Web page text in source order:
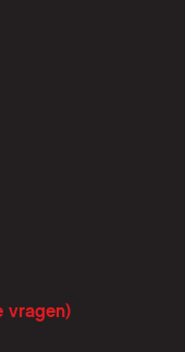
vragen)